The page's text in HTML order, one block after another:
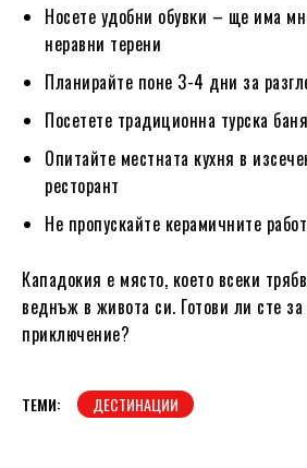
Носете удобни обувки – ще има
неравни терени
Планирайте поне 3-4 дни за
Посетете традиционна турска
Опитайте местната кухня в
ресторант
Не пропускайте керамичните
Кападокия е място, което всеки
веднъж в живота си. Готови ли сте
приключение?
ТЕМИ: ДЕСТИНАЦИИ